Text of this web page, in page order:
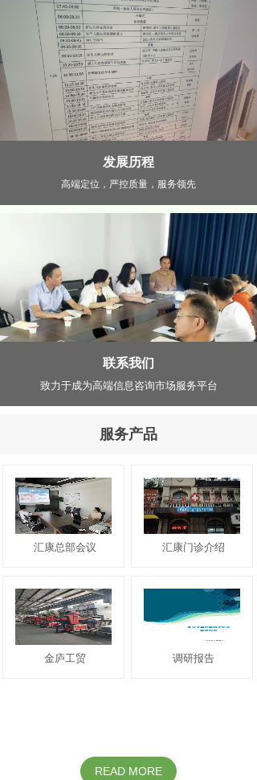
高端定位，严控质量，服务领先
发展历程
联系我们
致力于成为高端信息咨询市场服务平台
服务产品
汇康总部会议 汇康门诊介绍
金庐工贸 调研报告
READ MORE